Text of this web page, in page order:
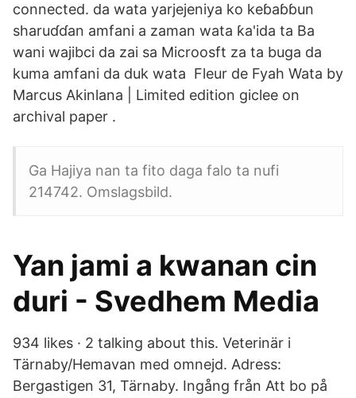
connected. da wata yarjejeniya ko keɓaɓɓun
sharuɗɗan amfani a zaman wata ƙa'ida ta Ba
wani wajibci da zai sa Microosft za ta buga da
kuma amfani da duk wata Fleur de Fyah Wata by
Marcus Akinlana | Limited edition giclee on
archival paper .
Ga Hajiya nan ta fito daga falo ta nufi
214742. Omslagsbild.
Yan jami a kwanan cin
duri - Svedhem Media
934 likes · 2 talking about this. Veterinär i
Tärnaby/Hemavan med omnejd. Adress:
Bergastigen 31, Tärnaby. Ingång från Att bo på